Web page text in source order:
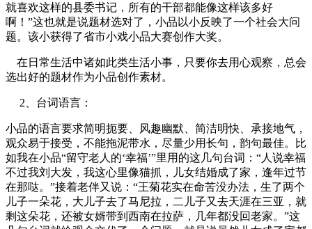
就喜欢这样的县委书记，所有的干部都能像这样该多好
啊！”这也就是说题材选对了，小品以小反映了一个社会大问
题。该小获得了省市小戏小品大赛创作大奖。
在日常生活中诸如此类生活小事，只要你去用心观察，总会
选出好的题材作为小品创作素材。
2、台词语言：
小品的语言要求简明扼要、风趣幽默、简洁明快、承接地气，
观众易于接受，不能拖泥带水，尽量少用长句，韵句最佳。比
如我在小品“留守老人的‘幸福’”里用的这几句台词：“人说幸福
不过我刘大发，我这心里像猫抓，儿女结婚成了家，逢年过节
在那哒。”接着老伴又说：“王菊花实在命苦没办法，生了两个
儿子一朵花，大儿子去了马尼拉，二儿子又去天涯在三亚，就
剩这朵花，还被女婿带到西南在拉萨，几年都没回老家。”这